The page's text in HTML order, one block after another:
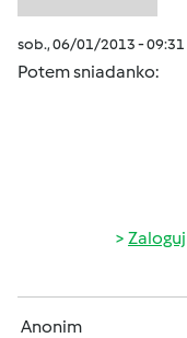
sob., 06/01/2013 - 09:31
Potem sniadanko:
Zaloguj
Anonim